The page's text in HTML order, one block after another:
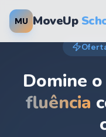
MU MoveUp
Domine
fluência